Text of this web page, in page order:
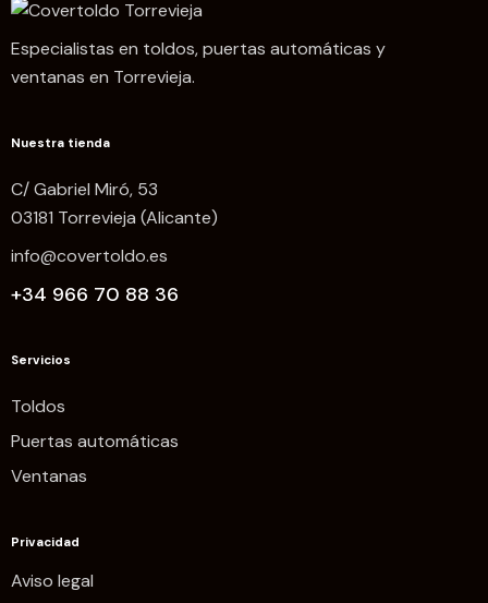
Especialistas en toldos, puertas automáticas y
ventanas en Torrevieja.
Nuestra tienda
C/ Gabriel Miró, 53
03181 Torrevieja (Alicante)
info@covertoldo.es
+34 966 70 88 36
Servicios
Toldos
Puertas automáticas
Ventanas
Privacidad
Aviso legal